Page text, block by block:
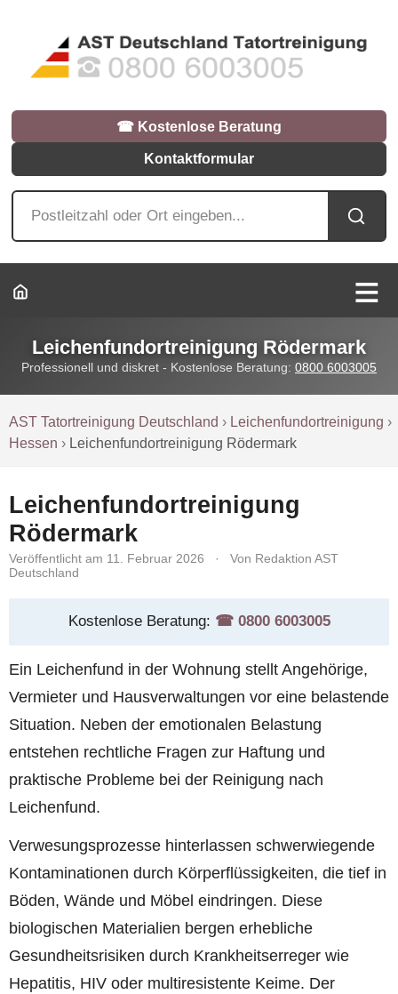
☎︎ Kostenlose Beratung
Kontaktformular
Leichenfundortreinigung Rödermark
Professionell und diskret - Kostenlose Beratung: 0800 6003005
AST Tatortreinigung Deutschland › Leichenfundortreinigung ›
Hessen › Leichenfundortreinigung Rödermark
Leichenfundortreinigung
Rödermark
Veröffentlicht am 11. Februar 2026 ·
Von Redaktion AST
Deutschland
Kostenlose Beratung: ☎︎ 0800 6003005
Ein Leichenfund in der Wohnung stellt Angehörige,
Vermieter und Hausverwaltungen vor eine belastende
Situation. Neben der emotionalen Belastung
entstehen rechtliche Fragen zur Haftung und
praktische Probleme bei der Reinigung nach
Leichenfund.
Verwesungsprozesse hinterlassen schwerwiegende
Kontaminationen durch Körperflüssigkeiten, die tief in
Böden, Wände und Möbel eindringen. Diese
biologischen Materialien bergen erhebliche
Gesundheitsrisiken durch Krankheitserreger wie
Hepatitis, HIV oder multiresistente Keime. Der